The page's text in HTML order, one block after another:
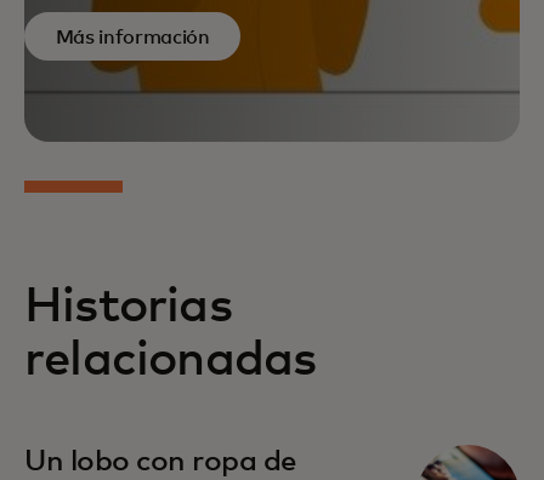
Más información
Historias
relacionadas
Un lobo con ropa de